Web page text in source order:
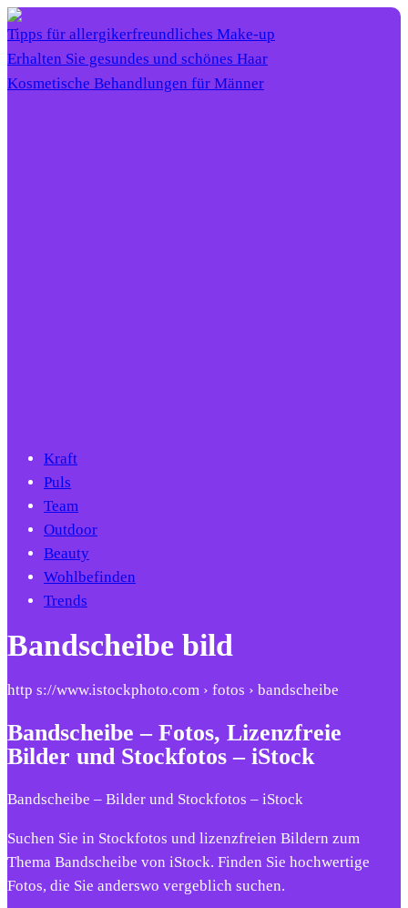
Tipps für allergikerfreundliches Make-up
Erhalten Sie gesundes und schönes Haar
Kosmetische Behandlungen für Männer
Kraft
Puls
Team
Outdoor
Beauty
Wohlbefinden
Trends
Bandscheibe bild
http s://www.istockphoto.com › fotos › bandscheibe
Bandscheibe – Fotos, Lizenzfreie
Bilder und Stockfotos – iStock
Bandscheibe – Bilder und Stockfotos – iStock
Suchen Sie in Stockfotos und lizenzfreien Bildern zum
Thema Bandscheibe von iStock. Finden Sie hochwertige
Fotos, die Sie anderswo vergeblich suchen.